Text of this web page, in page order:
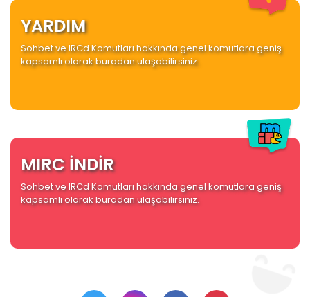
YARDIM
Sohbet ve IRCd Komutları hakkında genel komutlara geniş
kapsamlı olarak buradan ulaşabilirsiniz.
MIRC İNDİR
Sohbet ve IRCd Komutları hakkında genel komutlara geniş
kapsamlı olarak buradan ulaşabilirsiniz.